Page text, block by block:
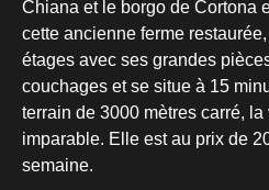
Chiana et le borgo de Cortona
cette ancienne ferme
étages avec ses grandes
couchages et se situe à 15
terrain de 3000 mètres carré,
imparable. Elle est au prix de
semaine.